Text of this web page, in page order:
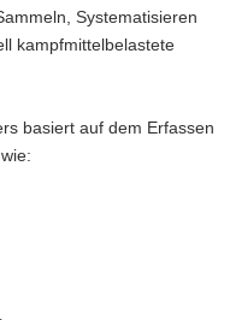
Systematisieren
kampfmittelbelastete
basiert auf dem Erfassen